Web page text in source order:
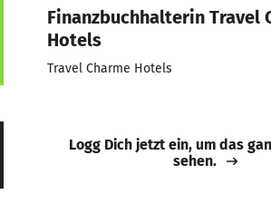
Finanzbuchhalterin Travel
Hotels
Travel Charme Hotels
Logg Dich jetzt ein, um das
sehen.